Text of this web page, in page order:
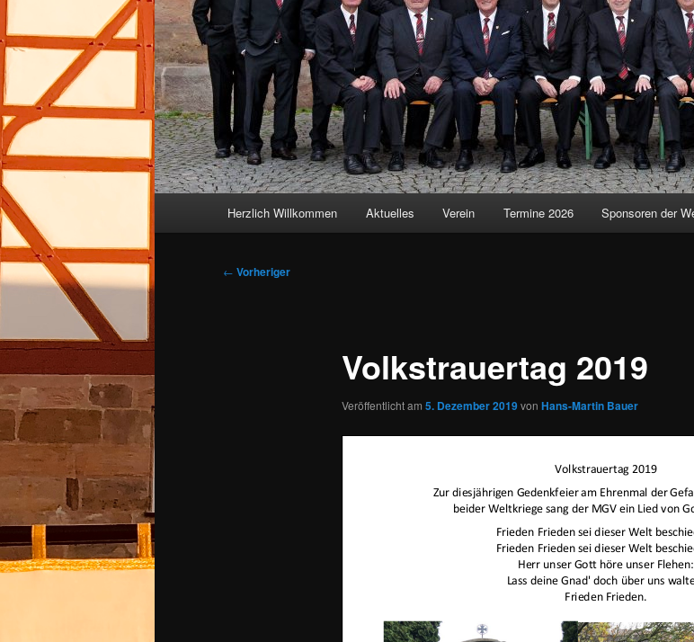
Herzlich Willkommen Aktuelles Verein Termine 2026 Sponsoren der
Beitragsnavigation
← Vorheriger
Volkstrauertag 2019
Veröffentlicht am 5. Dezember 2019von Hans-Martin Bauer